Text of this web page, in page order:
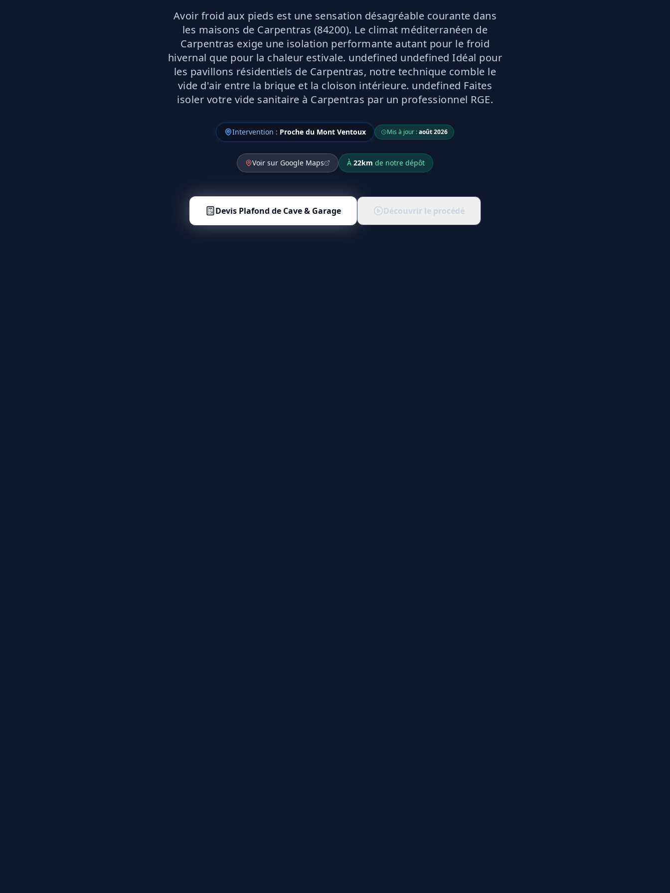
Avoir froid aux pieds est une sensation désagréable courante dans
les maisons de Carpentras (84200). Le climat méditerranéen de
Carpentras exige une isolation performante autant pour le froid
hivernal que pour la chaleur estivale. undefined undefined Idéal pour
les pavillons résidentiels de Carpentras, notre technique comble le
vide d'air entre la brique et la cloison intérieure. undefined Faites
isoler votre vide sanitaire à Carpentras par un professionnel RGE.
Intervention : Proche du Mont Ventoux Mis à jour :août 2026
Voir sur Google Maps À 22km de notre dépôt
Devis Plafond de Cave & Garage Découvrir le procédé